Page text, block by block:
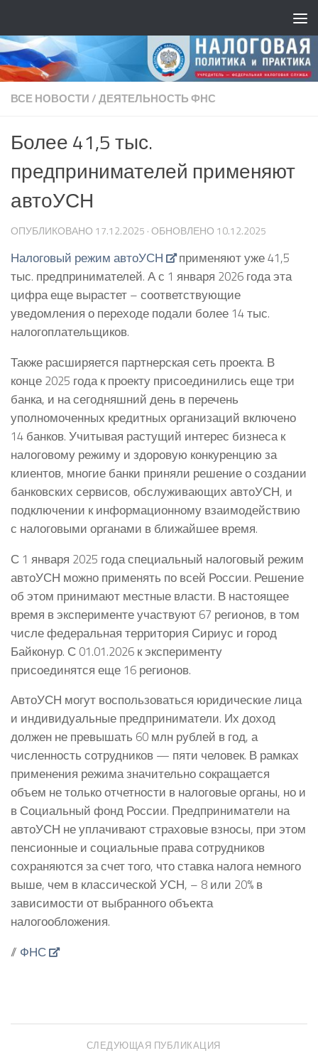
ВСЕ НОВОСТИ/ДЕЯТЕЛЬНОСТЬ ФНС
Более 41,5 тыс.
предпринимателей применяют
автоУСН
ОПУБЛИКОВАНО 17.12.2025 · ОБНОВЛЕНО 10.12.2025
Налоговый режим автоУСН
применяют уже 41,5
тыс. предпринимателей. А с 1 января 2026 года эта
цифра еще вырастет – соответствующие
уведомления о переходе подали более 14 тыс.
налогоплательщиков.
Также расширяется партнерская сеть проекта. В
конце 2025 года к проекту присоединились еще три
банка, и на сегодняшний день в перечень
уполномоченных кредитных организаций включено
14 банков. Учитывая растущий интерес бизнеса к
налоговому режиму и здоровую конкуренцию за
клиентов, многие банки приняли решение о создании
банковских сервисов, обслуживающих автоУСН, и
подключении к информационному взаимодействию
с налоговыми органами в ближайшее время.
С 1 января 2025 года специальный налоговый режим
автоУСН можно применять по всей России. Решение
об этом принимают местные власти. В настоящее
время в эксперименте участвуют 67 регионов, в том
числе федеральная территория Сириус и город
Байконур. С 01.01.2026 к эксперименту
присоединятся еще 16 регионов.
АвтоУСН могут воспользоваться юридические лица
и индивидуальные предприниматели. Их доход
должен не превышать 60 млн рублей в год, а
численность сотрудников — пяти человек. В рамках
применения режима значительно сокращается
объем не только отчетности в налоговые органы, но и
в Социальный фонд России. Предприниматели на
автоУСН не уплачивают страховые взносы, при этом
пенсионные и социальные права сотрудников
сохраняются за счет того, что ставка налога немного
выше, чем в классической УСН, – 8 или 20% в
зависимости от выбранного объекта
налогообложения.
// ФНС
СЛЕДУЮЩАЯ ПУБЛИКАЦИЯ